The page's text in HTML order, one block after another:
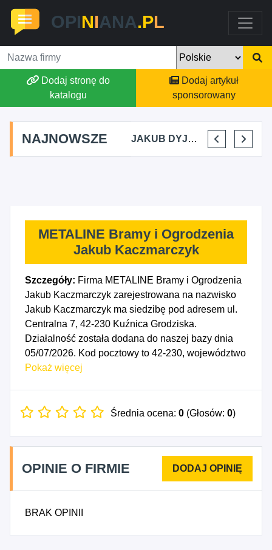
OPINIANA.PL
Dodaj stronę do
katalogu
Dodaj artykuł
sponsorowany
NAJNOWSZE
MARTA BRACHA JAKUB DYJAKIEWICZ POLISH LODA
METALINE Bramy i Ogrodzenia
Jakub Kaczmarczyk
Szczegóły: Firma METALINE Bramy i Ogrodzenia
Jakub Kaczmarczyk zarejestrowana na nazwisko
Jakub Kaczmarczyk ma siedzibę pod adresem ul.
Centralna 7, 42-230 Kuźnica Grodziska.
Działalność została dodana do naszej bazy dnia
05/07/2026. Kod pocztowy to 42-230, województwo
ŚLĄSKIE, powiat częstochowski. Numer
Bramy i Ogrodzenia Jakub Kaczmarczyk to
Wybrane kody PKD to: 4312Z - Przygotowanie
terenu pod budowę, 4399Z - Pozostałe
specjalistyczne roboty budowlane, gdzie indziej
związana z zagospodarowaniem terenów zieleni,
Pokaż więcej
Średnia ocena: 0 (Głosów: 0)
OPINIE O FIRMIE
BRAK OPINII